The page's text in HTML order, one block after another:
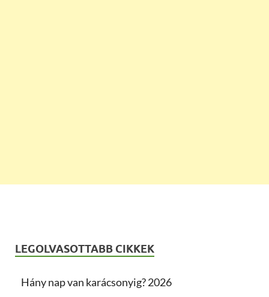
LEGOLVASOTTABB CIKKEK
Hány nap van karácsonyig? 2026